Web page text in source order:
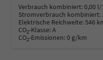
Verbrauch kombiniert:0,00
Stromverbrauch kombiniert:
Elektrische Reichweite:546
CO2-Klasse:A
CO2-Emissionen:0 g/km